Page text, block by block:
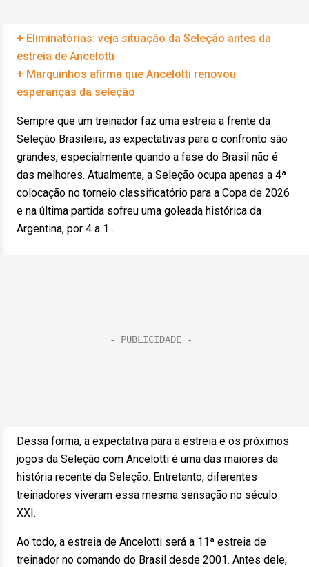
+ Eliminatórias: veja situação da Seleção antes da
estreia de Ancelotti
+ Marquinhos afirma que Ancelotti renovou
esperanças da seleção
Sempre que um treinador faz uma estreia a frente da
Seleção Brasileira, as expectativas para o confronto são
grandes, especialmente quando a fase do Brasil não é
das melhores. Atualmente, a Seleção ocupa apenas a 4ª
colocação no torneio classificatório para a Copa de 2026
e na última partida sofreu uma goleada histórica da
Argentina, por 4 a 1 .
Dessa forma, a expectativa para a estreia e os próximos
jogos da Seleção com Ancelotti é uma das maiores da
história recente da Seleção. Entretanto, diferentes
treinadores viveram essa mesma sensação no século
XXI.
Ao todo, a estreia de Ancelotti será a 11ª estreia de
treinador no comando do Brasil desde 2001. Antes dele,